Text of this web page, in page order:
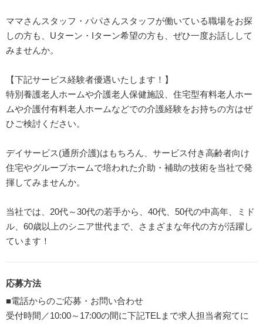
ママさんスタッフ・パパさんスタッフが働いている職場をお探
しの方も、Uターン・Iターン希望の方も、ぜひ一度お話しして
みませんか。
【下記サービス経験者優遇いたします！】
特別養護老人ホームや介護老人保健施設、住宅型有料老人ホー
ムや介護付有料老人ホームなどでの介護経験をお持ちの方はぜ
ひご検討ください。
デイサービス(通所介護)はもちろん、サービス付き高齢者向け
住宅やグループホームで培われた介助・補助の技術を当社で発
揮してみませんか。
当社では、20代～30代の若手から、40代、50代の中高年、ミド
ル、60歳以上のシニア世代まで、さまざまな年代の方が活躍し
ています！
応募方法
■電話からのご応募・お問い合わせ
受付時間／10:00～17:00の間に下記TELまで求人担当者宛てに